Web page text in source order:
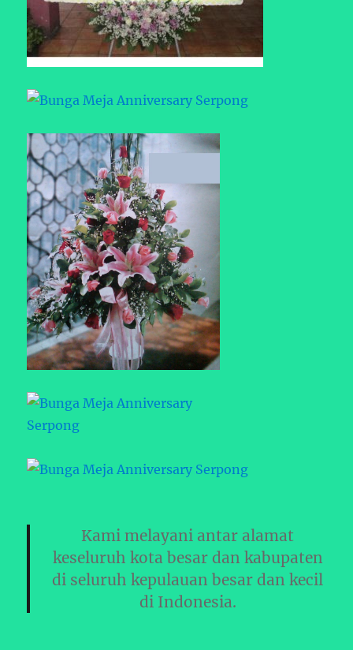
Kami melayani antar alamat
keseluruh kota besar dan kabupaten
di seluruh kepulauan besar dan kecil
di Indonesia.